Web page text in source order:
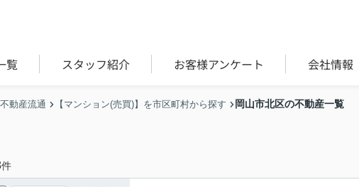
覧 スタッフ紹介 お客様アンケート 会社情報
動産流通 【マンション(売買)】を市区町村から探す 岡山市北区の不動産一覧
件